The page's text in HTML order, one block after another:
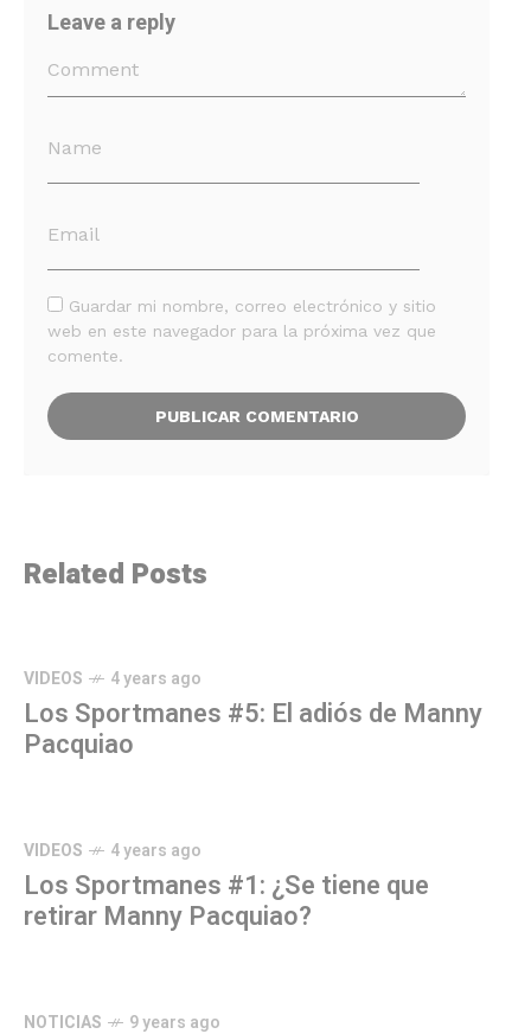
Leave a reply
Guardar mi nombre, correo electrónico y sitio
web en este navegador para la próxima vez que
comente.
Related Posts
VIDEOS 4 years ago
Los Sportmanes #5: El adiós de Manny
Pacquiao
VIDEOS 4 years ago
Los Sportmanes #1: ¿Se tiene que
retirar Manny Pacquiao?
NOTICIAS 9 years ago